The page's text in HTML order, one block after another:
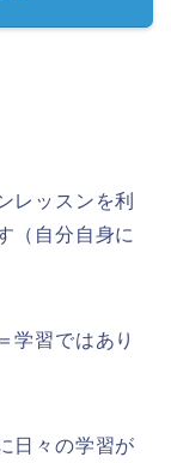
レッスンを利
（自分自身に
学習ではあり
日々の学習が